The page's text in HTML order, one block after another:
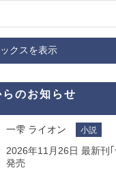
クスを表示
のお知らせ
一雫 ライオン 小説
2026年11月26日 最新刊
発売